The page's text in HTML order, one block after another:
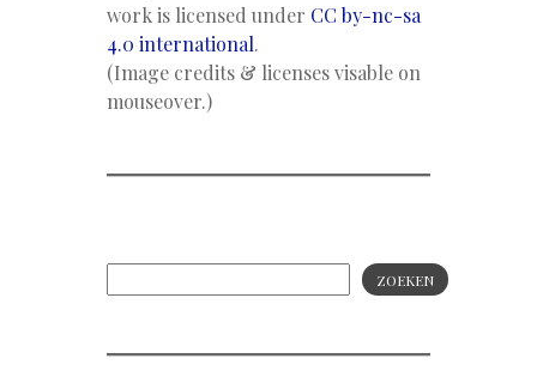
work is licensed under CC by-nc-sa
4.0 international.
(Image credits & licenses visable on
mouseover.)
ZOEKEN